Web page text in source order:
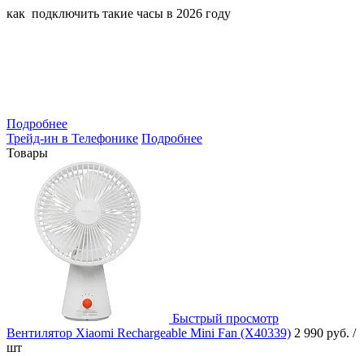
как подключить такие часы в 2026 году
Подробнее
Трейд-ин в Телефонике Подробнее
Товары
Быстрый просмотр
Вентилятор Xiaomi Rechargeable Mini Fan (X40339) 2 990 руб. /
шт